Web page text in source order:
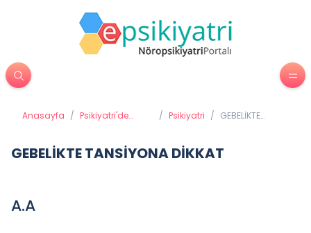
Anasayfa / Psikiyatri'de
/ Psikiyatri / GEBELİKTE
GEBELİKTE TANSİYONA DİKKAT
A.A